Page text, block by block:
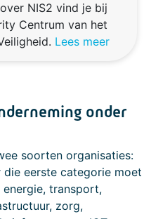
NIS2 vind je bij
Centrum van het
Lees meer
onder
soorten organisaties:
die eerste categorie moet
energie, transport,
zorg,